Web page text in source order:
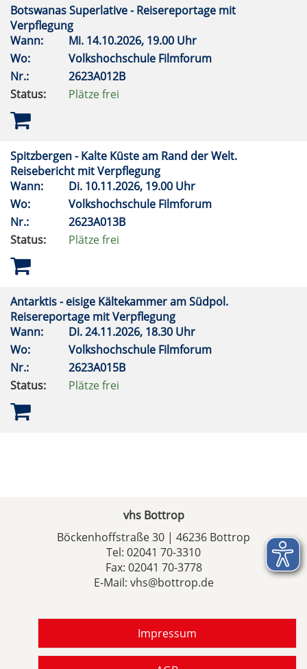
Botswanas Superlative - Reisereportage mit
Verpflegung
Wann:
Mi. 14.10.2026, 19.00 Uhr
Wo:
Volkshochschule Filmforum
Nr.:
2623A012B
Status:
Plätze frei
Spitzbergen - Kalte Küste am Rand der Welt.
Reisebericht mit Verpflegung
Wann:
Di. 10.11.2026, 19.00 Uhr
Wo:
Volkshochschule Filmforum
Nr.:
2623A013B
Status:
Plätze frei
Antarktis - eisige Kältekammer am Südpol.
Reisereportage mit Verpflegung
Wann:
Di.24.11.2026, 18.30 Uhr
Wo:
Volkshochschule Filmforum
Nr.:
2623A015B
Status:
Plätze frei
vhs Bottrop
Böckenhoffstraße 30 | 46236 Bottrop
Tel: 02041 70-3310
Fax: 02041 70-3778
E-Mail: vhs@bottrop.de
Impressum